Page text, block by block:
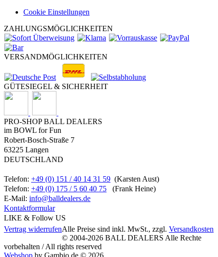
Cookie Einstellungen
ZAHLUNGSMÖGLICHKEITEN
VERSANDMÖGLICHKEITEN
GÜTESIEGEL & SICHERHEIT
PRO-SHOP BALL DEALERS
im BOWL for Fun
Robert-Bosch-Straße 7
63225 Langen
DEUTSCHLAND
Telefon: +49 (0) 151 / 40 14 31 59 (Karsten Aust)
Telefon: +49 (0) 175 / 5 60 40 75 (Frank Heine)
E-Mail: info@balldealers.de
Kontaktformular
LIKE & Follow US
Vertrag widerrufenAlle Preise sind inkl. MwSt., zzgl. Versandkosten
© 2004-2026 BALL DEALERS Alle Rechte
vorbehalten / All rights reserved
Webshop by Gambio.de © 2026